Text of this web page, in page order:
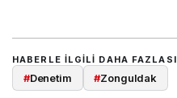
HABERLE ILGILI DAHA FAZLASI
#Denetim #Zonguldak